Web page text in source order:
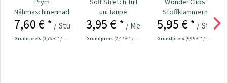
Nähmaschinennadeln
130/705
Universal...
7,60 € * / Stück
Grundpreis (0,76 € * / 1 Stück)
uni taupe
3,95 € * / Meter
Grundpreis (2,47 € * / 1 m²)
Stoffklammern
klein - 20 Stück
5,95 € * / Stück
Grundpreis (5,95 € * / 1 Stück)